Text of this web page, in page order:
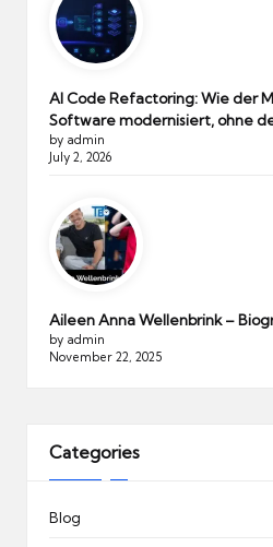
AI Code Refactoring: Wie der
Software modernisiert, ohne
by admin
July 2, 2026
Aileen Anna Wellenbrink –
by admin
November 22, 2025
Categories
Blog